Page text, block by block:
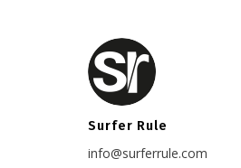
Surfer Rule
info@surferrule.com